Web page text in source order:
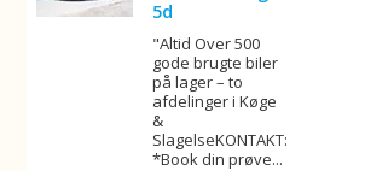
5d
"Altid Over 500
gode brugte biler
på lager – to
afdelinger i Køge
&
SlagelseKONTAKT:
*Book din prøve...